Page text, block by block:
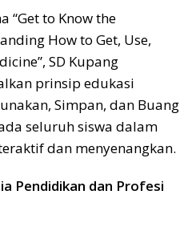
“Get to Know the
How to Get, Use,
SD Kupang
prinsip edukasi
Simpan, dan Buang
seluruh siswa dalam
dan menyenangkan.
Pendidikan dan Profesi